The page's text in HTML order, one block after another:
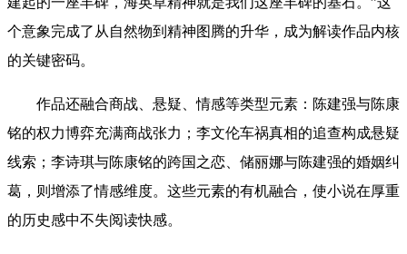
个意象完成了从自然物到精神图腾的升华，成为解读作品内核
的关键密码。
作品还融合商战、悬疑、情感等类型元素：陈建强与陈康
铭的权力博弈充满商战张力；李文伦车祸真相的追查构成悬疑
线索；李诗琪与陈康铭的跨国之恋、储丽娜与陈建强的婚姻纠
葛，则增添了情感维度。这些元素的有机融合，使小说在厚重
的历史感中不失阅读快感。